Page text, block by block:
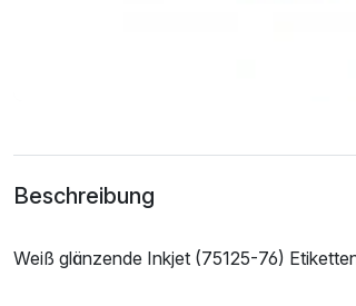
Beschreibung
Weiß glänzende Inkjet (75125-76)